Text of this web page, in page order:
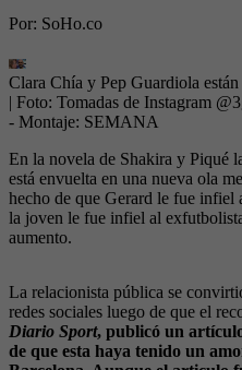
Por: SoHo.co
Clara Chía y Pep Guardiola
| Foto: Tomadas de Instagram
- Montaje: SEMANA
En la novela de Shakira y Piqué
está envuelta en una nueva ola
hecho de que Gerard le fue infiel
la joven le fue infiel al
aumento.
La relacionista pública se
redes sociales luego de que el
Diario Sport, publicó un
de que esta haya tenido un